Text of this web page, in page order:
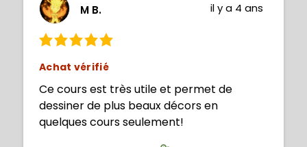
M B. il y a 4 ans
Achat vérifié
Ce cours est très utile et permet de
dessiner de plus beaux décors en
quelques cours seulement!